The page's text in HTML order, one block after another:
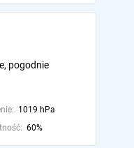
pogodnie
1019 hPa
60%